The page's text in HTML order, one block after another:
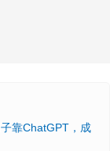
靠ChatGPT，成